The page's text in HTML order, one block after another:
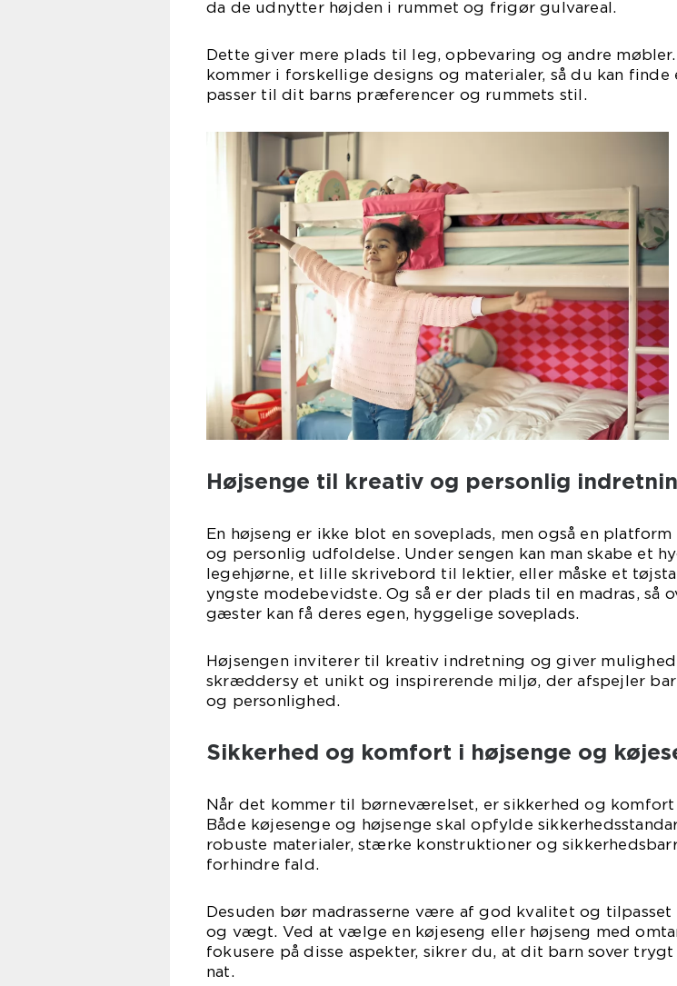
da de udnytter højden i rummet og frigør gulvareal.
Dette giver mere plads til leg, opbevaring og andre møbler.
kommer i forskellige designs og materialer, så du kan finde
passer til dit barns præferencer og rummets stil.
Højsenge til kreativ og personlig
En højseng er ikke blot en soveplads, men også en
og personlig udfoldelse. Under sengen kan man skabe et
legehjørne, et lille skrivebord til lektier, eller måske et
yngste modebevidste. Og så er der plads til en madras, så
gæster kan få deres egen, hyggelige soveplads.
Højsengen inviterer til kreativ indretning og giver
skræddersy et unikt og inspirerende miljø, der afspejler
og personlighed.
Sikkerhed og komfort i højsenge og
Når det kommer til børneværelset, er sikkerhed og
Både køjesenge og højsenge skal opfylde
robuste materialer, stærke konstruktioner og
forhindre fald.
Desuden bør madrasserne være af god kvalitet og tilpasset
og vægt. Ved at vælge en køjeseng eller højseng med
fokusere på disse aspekter, sikrer du, at dit barn sover
nat.